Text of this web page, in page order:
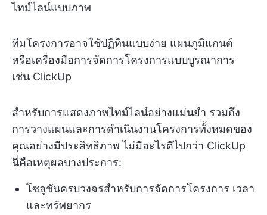
ไทม์ไลน์แบบภาพ
ทีมโครงการอาจใช้ปฏิทินแบบง่าย แผนภูมิแกนต์
หรือเครื่องมือการจัดการโครงการแบบบูรณาการ
เช่น ClickUp
สำหรับการแสดงภาพไทม์ไลน์อย่างแม่นยำ รวมถึง
การวางแผนและการดำเนินงานโครงการทั้งหมดของ
คุณอย่างมีประสิทธิภาพ ไม่มีอะไรดีไปกว่า ClickUp
นี่คือเหตุผลบางประการ:
โซลูชันครบวงจรสำหรับการจัดการโครงการ เวลา
และทรัพยากร